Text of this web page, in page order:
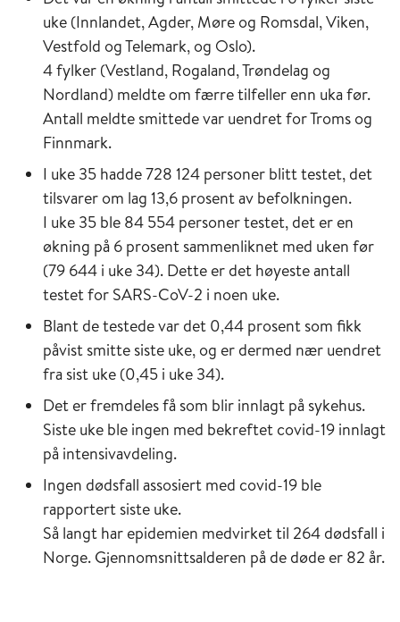
uke (Innlandet, Agder, Møre og Romsdal, Viken,
Vestfold og Telemark, og Oslo).
4 fylker (Vestland, Rogaland, Trøndelag og
Nordland) meldte om færre tilfeller enn uka før.
Antall meldte smittede var uendret for Troms og
Finnmark.
I uke 35 hadde 728 124 personer blitt testet, det
tilsvarer om lag 13,6 prosent av befolkningen.
I uke 35 ble 84 554 personer testet, det er en
økning på 6 prosent sammenliknet med uken før
(79 644 i uke 34). Dette er det høyeste antall
testet for SARS-CoV-2 i noen uke.
Blant de testede var det 0,44 prosent som fikk
påvist smitte siste uke, og er dermed nær uendret
fra sist uke (0,45 i uke 34).
Det er fremdeles få som blir innlagt på sykehus.
Siste uke ble ingen med bekreftet covid-19 innlagt
på intensivavdeling.
Ingen dødsfall assosiert med covid-19 ble
rapportert siste uke.
Så langt har epidemien medvirket til 264 dødsfall i
Norge. Gjennomsnittsalderen på de døde er 82 år.